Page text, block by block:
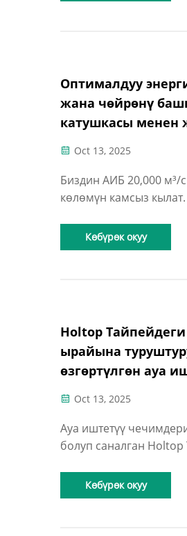
Оптималдуу
жана чөйрөнү
катушкасы менен
Oct 13, 2025
Биздин АИБ 20,000 м³/
көлөмүн камсыз кылат.
Көбүрөк окуу
Holtop
ырайына
өзгөртүлгөн ауа
камсыз кылат
Oct 13, 2025
Ауа иштетүү
болуп саналган Holtop
финдуу жылуулуктун
орнотуусун ийгиликтүү
Көбүрөк окуу